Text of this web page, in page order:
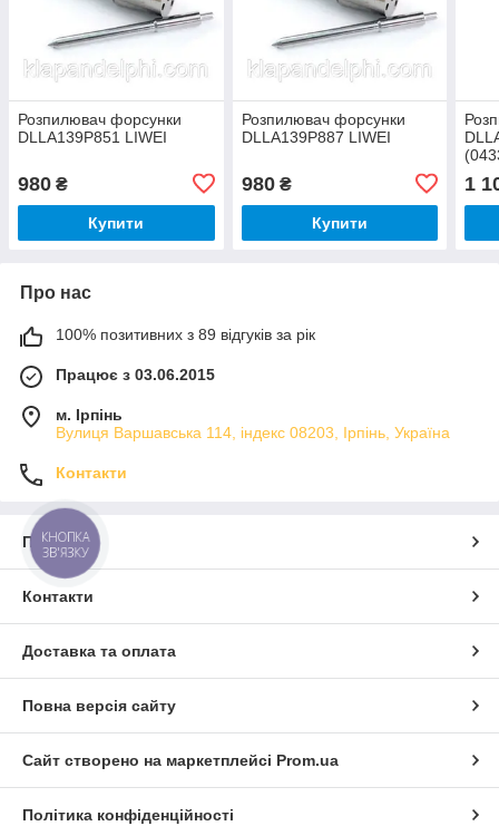
Розпилювач форсунки
DLLA139P851 LIWEI
980 ₴
Купити
Розпилювач форсунки
DLLA139P887 LIWEI
980₴
Купити
1
Про нас
100% позитивних з 89 відгуків за рік
Працює з 03.06.2015
м. Ірпінь
Вулиця Варшавська 114, індекс 08203, Ірпінь, Україна
Контакти
Про нас
Контакти
Доставка та оплата
Повна версія сайту
Сайт створено на маркетплейсі Prom.ua
Політика конфіденційності
КНОПКА
ЗВ'ЯЗКУ